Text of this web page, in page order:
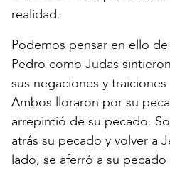
realidad.
Podemos pensar en ello
Pedro como Judas
sus negaciones y
Ambos lloraron por su
arrepintió de su pecado.
atrás su pecado y volver a
lado, se aferró a su